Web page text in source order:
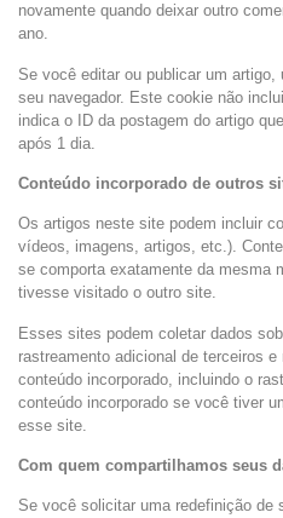
novamente quando deixar outro
ano.
Se você editar ou publicar um
seu navegador. Este cookie não
indica o ID da postagem do artigo
após 1 dia.
Conteúdo incorporado de outros
Os artigos neste site podem incluir
vídeos, imagens, artigos, etc.).
se comporta exatamente da mesma
tivesse visitado o outro site.
Esses sites podem coletar dados
rastreamento adicional de terceiros
conteúdo incorporado, incluindo o
conteúdo incorporado se você tiver
esse site.
Com quem compartilhamos seus
Se você solicitar uma redefinição de